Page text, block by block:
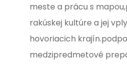
meste a prácu s
rakúskej kultúre a jej
hovoriacich
medzipredmetové